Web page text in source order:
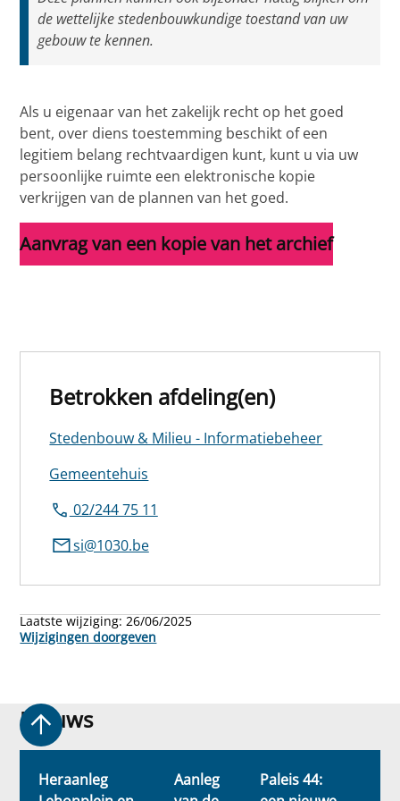
de wettelijke stedenbouwkundige toestand van uw
gebouw te kennen.
Als u eigenaar van het zakelijk recht op het goed
bent, over diens toestemming beschikt of een
legitiem belang rechtvaardigen kunt, kunt u via uw
persoonlijke ruimte een elektronische kopie
verkrijgen van de plannen van het goed.
Aanvrag van een kopie van het archief
Betrokken afdeling(en)
Stedenbouw & Milieu - Informatiebeheer
Gemeentehuis
02/244 75 11
si@1030.be
Laatste wijziging:26/06/2025
Wijzigingen doorgeven
Nieuws
Nieuws
Heraanleg
Aanleg
Paleis 44: